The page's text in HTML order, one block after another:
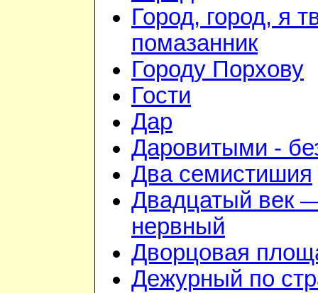
Город, город, я
помазанник
Городу Порхову
Гости
Дар
Даровитыми -
Два семистишия
Двадцатый век
нервный
Дворцовая
Дежурный по